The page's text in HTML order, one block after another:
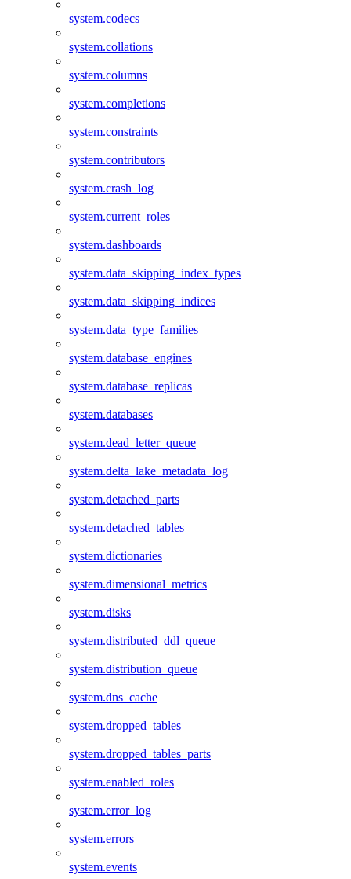
system.codecs
system.collations
system.columns
system.completions
system.constraints
system.contributors
system.crash_log
system.current_roles
system.dashboards
system.data_skipping_index_types
system.data_skipping_indices
system.data_type_families
system.database_engines
system.database_replicas
system.databases
system.dead_letter_queue
system.delta_lake_metadata_log
system.detached_parts
system.detached_tables
system.dictionaries
system.dimensional_metrics
system.disks
system.distributed_ddl_queue
system.distribution_queue
system.dns_cache
system.dropped_tables
system.dropped_tables_parts
system.enabled_roles
system.error_log
system.errors
system.events